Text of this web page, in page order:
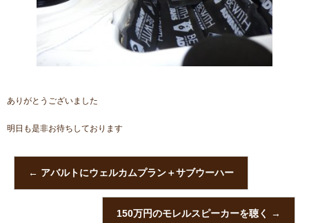
ありがとうございました
明日も是非お待ちしております
← アバルトにウェルカムプラン＋サブウーハー
150万円のモレルスピーカーを聴く →